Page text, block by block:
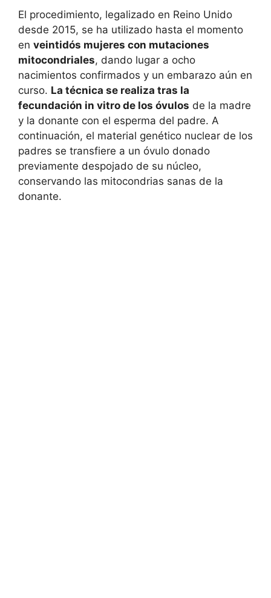
El procedimiento, legalizado en Reino Unido
desde 2015, se ha utilizado hasta el momento
en veintidós mujeres con mutaciones
mitocondriales, dando lugar a ocho
nacimientos confirmados y un embarazo aún en
curso. La técnica se realiza tras la
fecundación in vitro de los óvulos de la madre
y la donante con el esperma del padre. A
continuación, el material genético nuclear de los
padres se transfiere a un óvulo donado
previamente despojado de su núcleo,
conservando las mitocondrias sanas de la
donante.